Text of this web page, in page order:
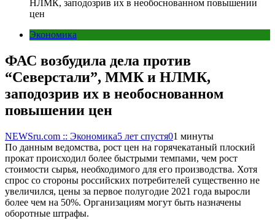
НЛМК, заподозрив их в необоснованном повышении
цен
Экономика
ФАС возбудила дела против
“Северстали”, ММК и НЛМК,
заподозрив их в необоснованном
повышении цен
NEWSru.com :: Экономика5 лет спустя01 минуты
По данным ведомства, рост цен на горячекатаный плоский
прокат происходил более быстрыми темпами, чем рост
стоимости сырья, необходимого для его производства. Хотя
спрос со стороны российских потребителей существенно не
увеличился, цены за первое полугодие 2021 года выросли
более чем на 50%. Организациям могут быть назначены
оборотные штрафы.